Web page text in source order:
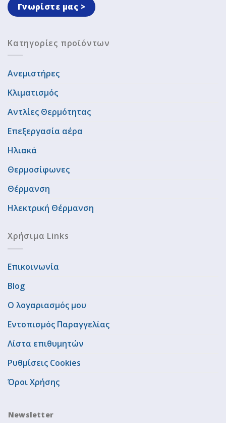
Γνωρίστε μας >
Κατηγορίες προϊόντων
Ανεμιστήρες
Κλιματισμός
Αντλίες Θερμότητας
Επεξεργασία αέρα
Ηλιακά
Θερμοσίφωνες
Θέρμανση
Ηλεκτρική Θέρμανση
Χρήσιμα Links
Επικοινωνία
Blog
Ο λογαριασμός μου
Εντοπισμός Παραγγελίας
Λίστα επιθυμητών
Ρυθμίσεις Cookies
Όροι Χρήσης
Newsletter